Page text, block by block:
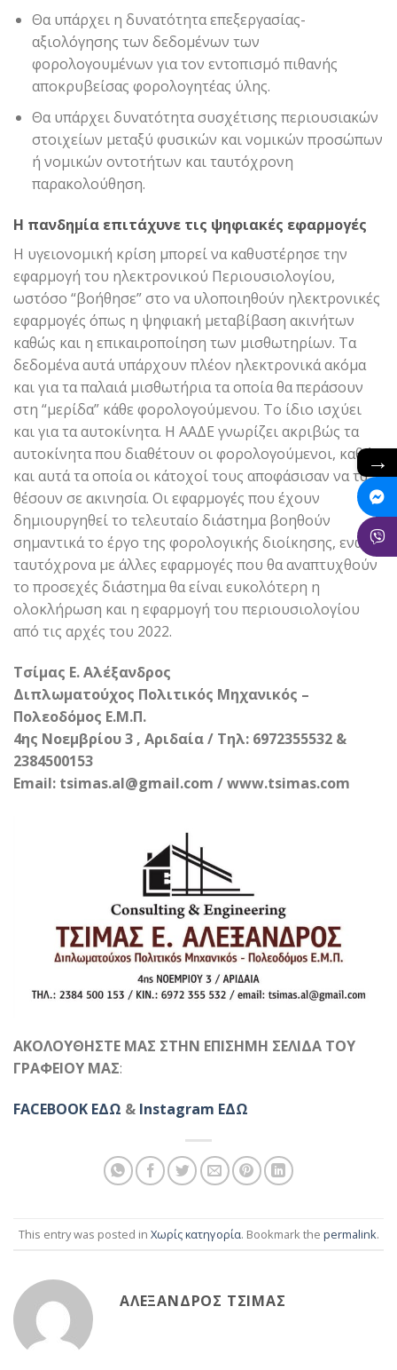
Θα υπάρχει η δυνατότητα επεξεργασίας-
αξιολόγησης των δεδομένων των
φορολογουμένων για τον εντοπισμό πιθανής
αποκρυβείσας φορολογητέας ύλης.
Θα υπάρχει δυνατότητα συσχέτισης περιουσιακών
στοιχείων μεταξύ φυσικών και νομικών προσώπων
ή νομικών οντοτήτων και ταυτόχρονη
παρακολούθηση.
Η πανδημία επιτάχυνε τις ψηφιακές εφαρμογές
Η υγειονομική κρίση μπορεί να καθυστέρησε την
εφαρμογή του ηλεκτρονικού Περιουσιολογίου,
ωστόσο “βοήθησε” στο να υλοποιηθούν ηλεκτρονικές
εφαρμογές όπως η ψηφιακή μεταβίβαση ακινήτων
καθώς και η επικαιροποίηση των μισθωτηρίων. Τα
δεδομένα αυτά υπάρχουν πλέον ηλεκτρονικά ακόμα
και για τα παλαιά μισθωτήρια τα οποία θα περάσουν
στη “μερίδα” κάθε φορολογούμενου. To ίδιο ισχύει
και για τα αυτοκίνητα. Η ΑΑΔΕ γνωρίζει ακριβώς τα
αυτοκίνητα που διαθέτουν οι φορολογούμενοι, καθώς
και αυτά τα οποία οι κάτοχοί τους αποφάσισαν να τα
θέσουν σε ακινησία. Οι εφαρμογές που έχουν
δημιουργηθεί το τελευταίο διάστημα βοηθούν
σημαντικά το έργο της φορολογικής διοίκησης, ενώ
ταυτόχρονα με άλλες εφαρμογές που θα αναπτυχθούν
το προσεχές διάστημα θα είναι ευκολότερη η
ολοκλήρωση και η εφαρμογή του περιουσιολογίου
από τις αρχές του 2022.
Τσίμας Ε. Αλέξανδρος
Διπλωματούχος Πολιτικός Μηχανικός –
Πολεοδόμος Ε.Μ.Π.
4ης Νοεμβρίου 3 , Αριδαία / Τηλ: 6972355532 &
2384500153
Email: tsimas.al@gmail.com / www.tsimas.com
ΑΚΟΛΟΥΘΗΣΤΕ ΜΑΣ ΣΤΗΝ ΕΠΙΣΗΜΗ ΣΕΛΙΔΑ ΤΟΥ
ΓΡΑΦΕΙΟΥ ΜΑΣ:
FACEBOOK ΕΔΩ & Instagram ΕΔΩ
This entry was posted in Χωρίς κατηγορία. Bookmark the permalink.
ΑΛΈΞΑΝΔΡΟΣ ΤΣΊΜΑΣ
→